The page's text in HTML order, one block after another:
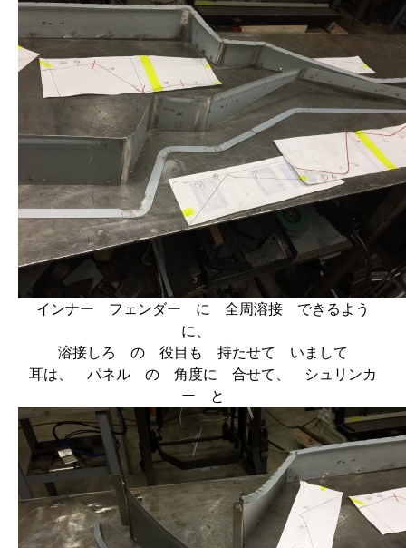
インナー フェンダー に 全周溶接 できるよう
に、
溶接しろ の 役目も 持たせて いまして
耳は、 パネル の 角度に 合せて、 シュリンカ
ー と